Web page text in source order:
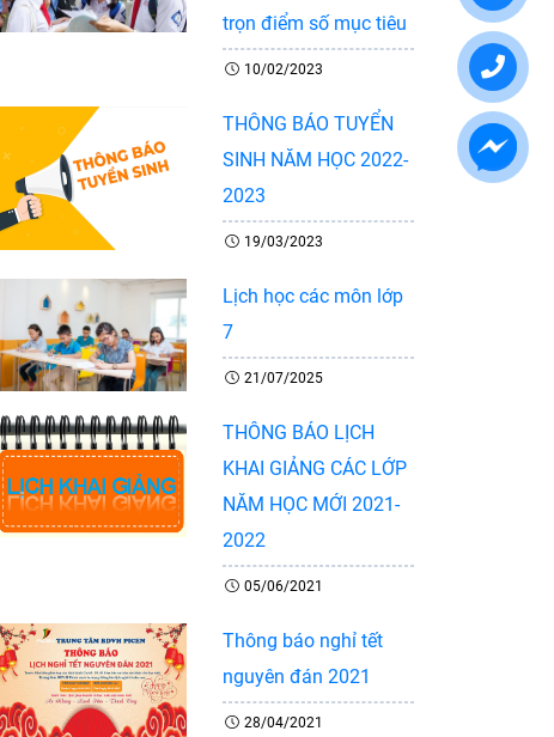
trọn điểm số mục tiêu
10/02/2023
THÔNG BÁO TUYỂN
SINH NĂM HỌC 2022-
2023
19/03/2023
Lịch học các môn lớp
7
21/07/2025
THÔNG BÁO LỊCH
KHAI GIẢNG CÁC LỚP
NĂM HỌC MỚI 2021-
2022
05/06/2021
Thông báo nghỉ tết
nguyên đán 2021
28/04/2021